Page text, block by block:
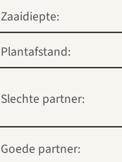
Zaaidiepte:
Plantafstand:
Slechte partner:
Goede partner: